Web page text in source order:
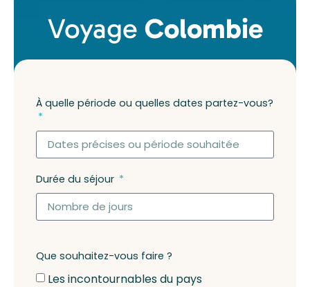
Voyage Colombie
À quelle période ou quelles dates partez-vous?
Durée du séjour
Que souhaitez-vous faire ?
Les incontournables du pays